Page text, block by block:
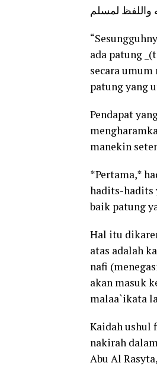
واللفظ لمسلم
ada patung
secara
patung yang
Pendapat
manekin
*Pertama,*
hadits-hadits
baik patung
Hal itu
atas adalah
nafi
akan masuk
malaa`ikata
Kaidah ushul
nakirah
Abu Al